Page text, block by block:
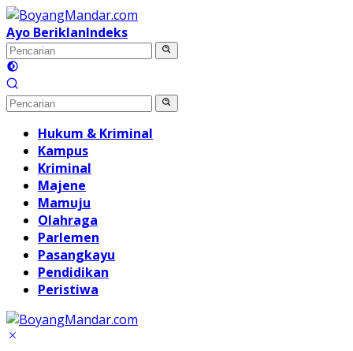
Langsung
ke
konten
Ayo BeriklanIndeks
Hukum & Kriminal
Kampus
Kriminal
Majene
Mamuju
Olahraga
Parlemen
Pasangkayu
Pendidikan
Peristiwa